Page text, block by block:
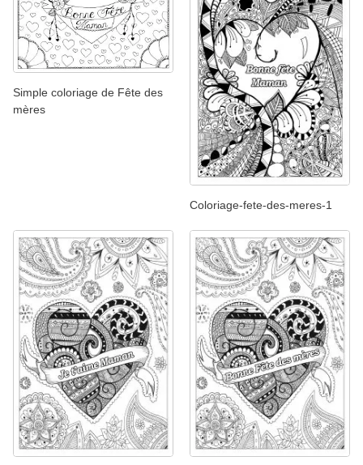
Simple coloriage de Fête des
mères
Coloriage-fete-des-meres-1